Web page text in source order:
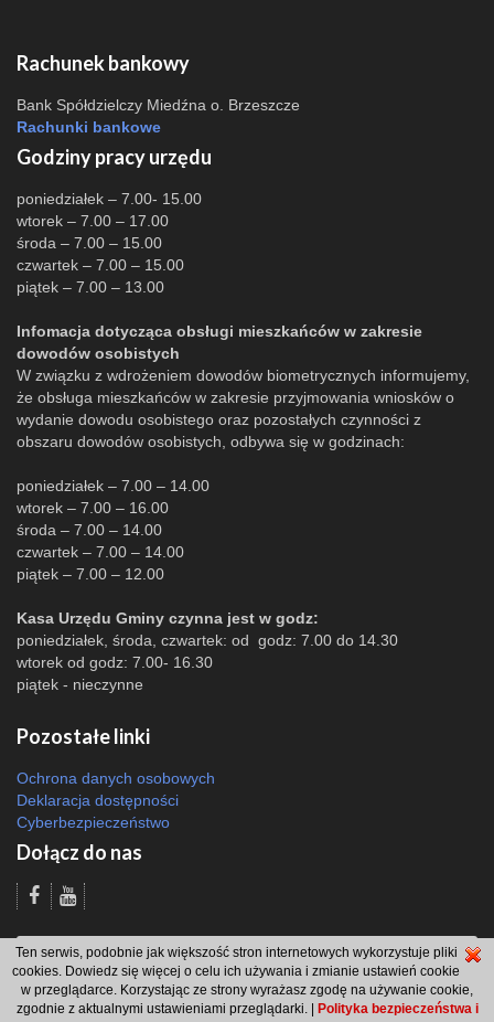
Rachunek bankowy
Bank Spółdzielczy Miedźna o. Brzeszcze
Rachunki bankowe
Godziny pracy urzędu
poniedziałek – 7.00- 15.00
wtorek – 7.00 – 17.00
środa – 7.00 – 15.00
czwartek – 7.00 – 15.00
piątek – 7.00 – 13.00
Infomacja dotycząca obsługi mieszkańców w zakresie
dowodów osobistych
W związku z wdrożeniem dowodów biometrycznych informujemy,
że obsługa mieszkańców w zakresie przyjmowania wniosków o
wydanie dowodu osobistego oraz pozostałych czynności z
obszaru dowodów osobistych, odbywa się w godzinach:
poniedziałek – 7.00 – 14.00
wtorek – 7.00 – 16.00
środa – 7.00 – 14.00
czwartek – 7.00 – 14.00
piątek – 7.00 – 12.00
Kasa Urzędu Gminy czynna jest w godz:
poniedziałek, środa, czwartek: od godz: 7.00 do 14.30
wtorek od godz: 7.00- 16.30
piątek - nieczynne
Pozostałe linki
Ochrona danych osobowych
Deklaracja dostępności
Cyberbezpieczeństwo
Dołącz do nas
Odsłon: 10175 | |Polityka bezpieczeństwa i polityka cookies|Redakcja|
2007 - 2026 © Gmina Brzeszcze
projekt: Wdesk
Ten serwis, podobnie jak większość stron internetowych wykorzystuje pliki
cookies. Dowiedz się więcej o celu ich używania i zmianie ustawień cookie
w przeglądarce. Korzystając ze strony wyrażasz zgodę na używanie cookie,
zgodnie z aktualnymi ustawieniami przeglądarki. |
Polityka bezpieczeństwa i